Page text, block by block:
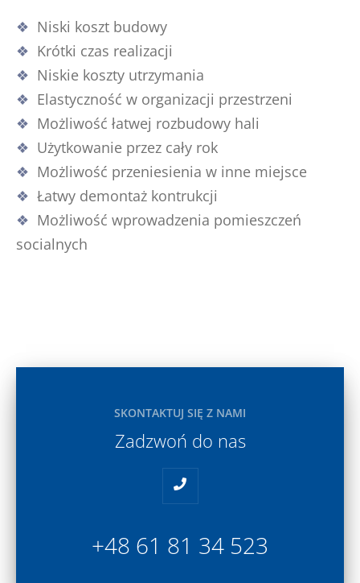
Niski koszt budowy
Krótki czas realizacji
Niskie koszty utrzymania
Elastyczność w organizacji przestrzeni
Możliwość łatwej rozbudowy hali
Użytkowanie przez cały rok
Możliwość przeniesienia w inne miejsce
Łatwy demontaż kontrukcji
Możliwość wprowadzenia pomieszczeń
socialnych
SKONTAKTUJ SIĘ Z NAMI
Zadzwoń do nas
+48 61 81 34 523